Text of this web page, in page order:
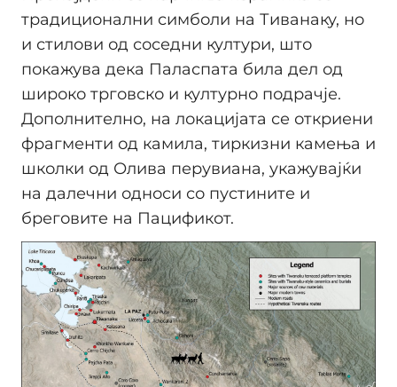
традиционални симболи на Тиванаку, но
и стилови од соседни култури, што
покажува дека Паласпата била дел од
широко трговско и културно подрачје.
Дополнително, на локацијата се откриени
фрагменти од камила, тиркизни камења и
школки од Олива перувиана, укажувајќи
на далечни односи со пустините и
бреговите на Пацификот.